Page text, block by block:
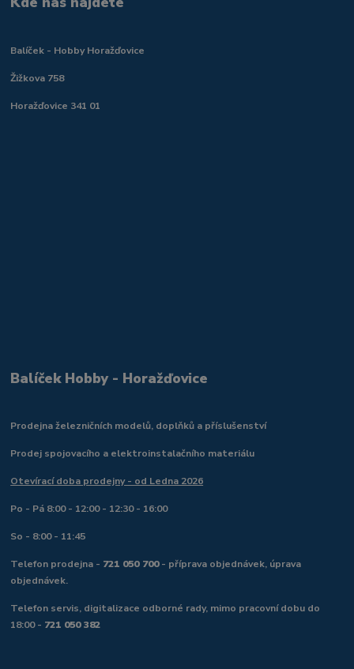
Balíček - Hobby Horažďovice
Žižkova 758
Horažďovice 341 01
Balíček Hobby - Horažďovice
Prodejna železničních modelů, doplňků a příslušenství
Prodej spojovacího a elektroinstalačního materiálu
Otevírací doba prodejny - od Ledna 2026
Po - Pá 8:00 - 12:00 - 12:30 - 16:00
So - 8:00 - 11:45
Telefon prodejna - 721 050 700- příprava objednávek, úprava
objednávek.
Telefon servis, digitalizace odborné rady, mimo pracovní dobu do
18:00 - 721 050 382